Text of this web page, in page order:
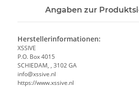
Angaben zur
Herstellerinformationen:
XSSIVE
P.O. Box 4015
SCHIEDAM, , 3102 GA
info@xssive.nl
https://www.xssive.nl